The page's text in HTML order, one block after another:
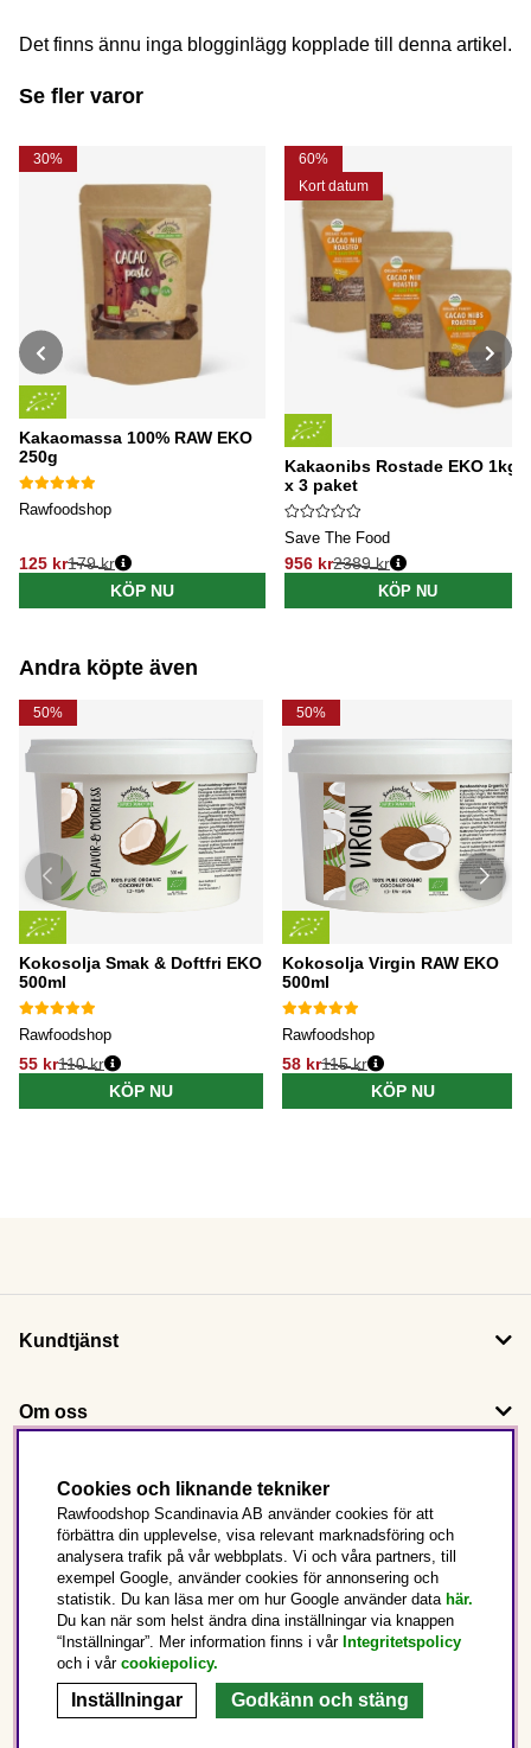
Det finns ännu inga blogginlägg kopplade till denna artikel.
Se fler varor
30%
Kakaomassa 100% RAW EKO
250g
Rawfoodshop
125 kr
Ordinarie pris:
179 kr
KÖP NU
60%
Kort datum
Kakaonibs Rostade EKO 1kg
x 3 paket
Save The Food
956 kr
Ordinarie pris:
2389 kr
KÖP NU
Andra köpte även
50%
Kokosolja Smak & Doftfri EKO
500ml
Rawfoodshop
55 kr110 kr
KÖP NU
50%
Kokosolja Virgin RAW EKO
500ml
Rawfoodshop
58 kr115 kr
KÖP NU
Kundtjänst
Om oss
Följ oss
Det här är Rawfoodshop
Sverige
Cookies och liknande tekniker
Rawfoodshop Scandinavia AB använder cookies för att
förbättra din upplevelse, visa relevant marknadsföring och
analysera trafik på vår webbplats. Vi och våra partners, till
exempel Google, använder cookies för annonsering och
statistik. Du kan läsa mer om hur Google använder data här.
Du kan när som helst ändra dina inställningar via knappen
“Inställningar”. Mer information finns i vår Integritetspolicy
och i vår cookiepolicy.
Inställningar Godkänn och stäng